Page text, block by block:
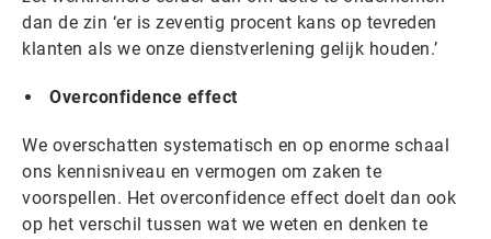
dan de zin ‘er is zeventig procent kans op tevreden
klanten als we onze dienstverlening gelijk houden.’
Overconfidence effect
We overschatten systematisch en op enorme schaal
ons kennisniveau en vermogen om zaken te
voorspellen. Het overconfidence effect doelt dan ook
op het verschil tussen wat we weten en denken te